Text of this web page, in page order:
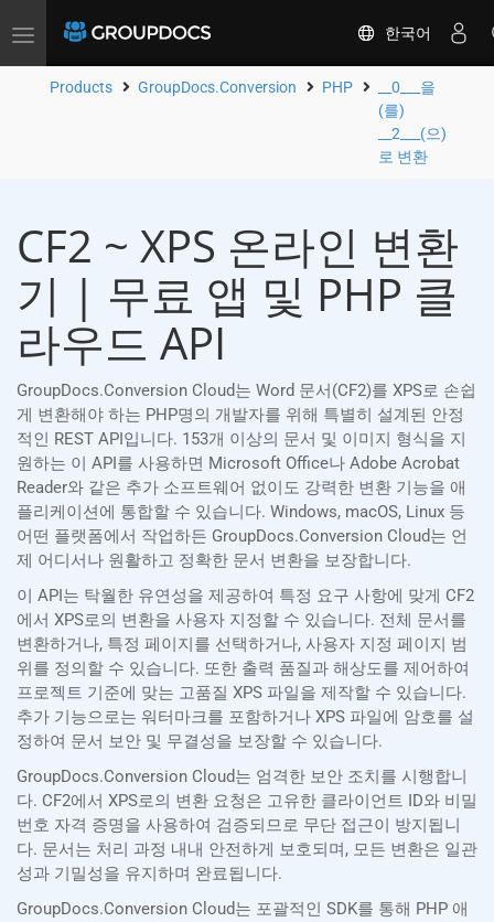
Toggle
한국어
Products GroupDocs.Conversion PHP
__0___을
(를)
__2___(으)
로 변환
CF2 ~ XPS 온라인 변환
기 | 무료 앱 및 PHP 클
라우드 API
GroupDocs.Conversion Cloud는 Word 문서(CF2)를 XPS로 손쉽
게 변환해야 하는 PHP명의 개발자를 위해 특별히 설계된 안정
적인 REST API입니다. 153개 이상의 문서 및 이미지 형식을 지
원하는 이 API를 사용하면 Microsoft Office나 Adobe Acrobat
Reader와 같은 추가 소프트웨어 없이도 강력한 변환 기능을 애
플리케이션에 통합할 수 있습니다. Windows, macOS, Linux 등
어떤 플랫폼에서 작업하든 GroupDocs.Conversion Cloud는 언
제 어디서나 원활하고 정확한 문서 변환을 보장합니다.
이 API는 탁월한 유연성을 제공하여 특정 요구 사항에 맞게 CF2
에서 XPS로의 변환을 사용자 지정할 수 있습니다. 전체 문서를
변환하거나, 특정 페이지를 선택하거나, 사용자 지정 페이지 범
위를 정의할 수 있습니다. 또한 출력 품질과 해상도를 제어하여
프로젝트 기준에 맞는 고품질 XPS 파일을 제작할 수 있습니다.
추가 기능으로는 워터마크를 포함하거나 XPS 파일에 암호를 설
정하여 문서 보안 및 무결성을 보장할 수 있습니다.
GroupDocs.Conversion Cloud는 엄격한 보안 조치를 시행합니
다. CF2에서 XPS로의 변환 요청은 고유한 클라이언트 ID와 비밀
번호 자격 증명을 사용하여 검증되므로 무단 접근이 방지됩니
다. 문서는 처리 과정 내내 안전하게 보호되며, 모든 변환은 일관
성과 기밀성을 유지하며 완료됩니다.
GroupDocs.Conversion Cloud는 포괄적인 SDK를 통해 PHP 애